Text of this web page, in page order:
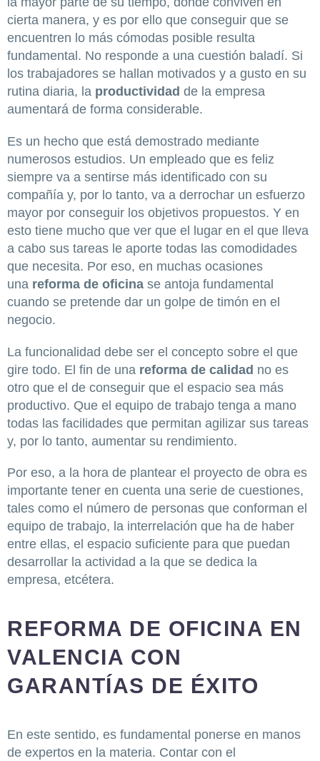
cierta manera, y es por ello que conseguir que se
encuentren lo más cómodas posible resulta
fundamental. No responde a una cuestión baladí. Si
los trabajadores se hallan motivados y a gusto en su
rutina diaria, la productividad de la empresa
aumentará de forma considerable.
Es un hecho que está demostrado mediante
numerosos estudios. Un empleado que es feliz
siempre va a sentirse más identificado con su
compañía y, por lo tanto, va a derrochar un esfuerzo
mayor por conseguir los objetivos propuestos. Y en
esto tiene mucho que ver que el lugar en el que lleva
a cabo sus tareas le aporte todas las comodidades
que necesita. Por eso, en muchas ocasiones
una reforma de oficina se antoja fundamental
cuando se pretende dar un golpe de timón en el
negocio.
La funcionalidad debe ser el concepto sobre el que
gire todo. El fin de una reforma de calidad no es
otro que el de conseguir que el espacio sea más
productivo. Que el equipo de trabajo tenga a mano
todas las facilidades que permitan agilizar sus tareas
y, por lo tanto, aumentar su rendimiento.
Por eso, a la hora de plantear el proyecto de obra es
importante tener en cuenta una serie de cuestiones,
tales como el número de personas que conforman el
equipo de trabajo, la interrelación que ha de haber
entre ellas, el espacio suficiente para que puedan
desarrollar la actividad a la que se dedica la
empresa, etcétera.
REFORMA DE OFICINA EN
VALENCIA CON
GARANTÍAS DE ÉXITO
En este sentido, es fundamental ponerse en manos
de expertos en la materia. Contar con el